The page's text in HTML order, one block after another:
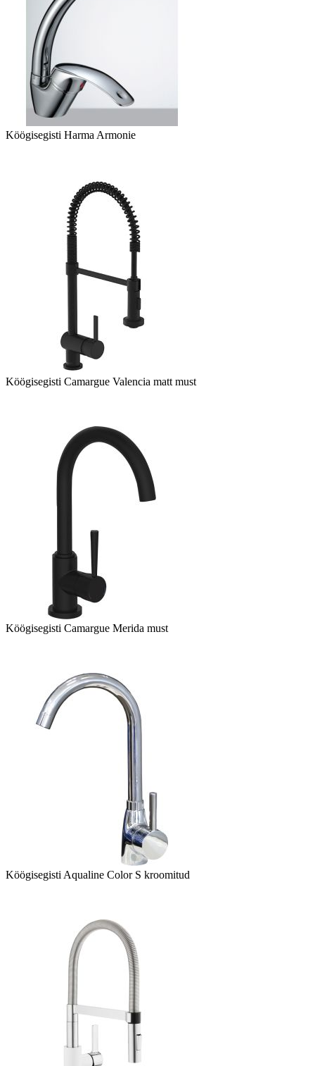
Köögisegisti Harma Armonie
Köögisegisti Camargue Valencia matt must
Köögisegisti Camargue Merida must
Köögisegisti Aqualine Color S kroomitud